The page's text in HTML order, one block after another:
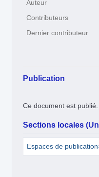
Auteur
Contributeurs
Dernier contributeur
Publication
Ce document est publié.
Sections locales
Espaces de